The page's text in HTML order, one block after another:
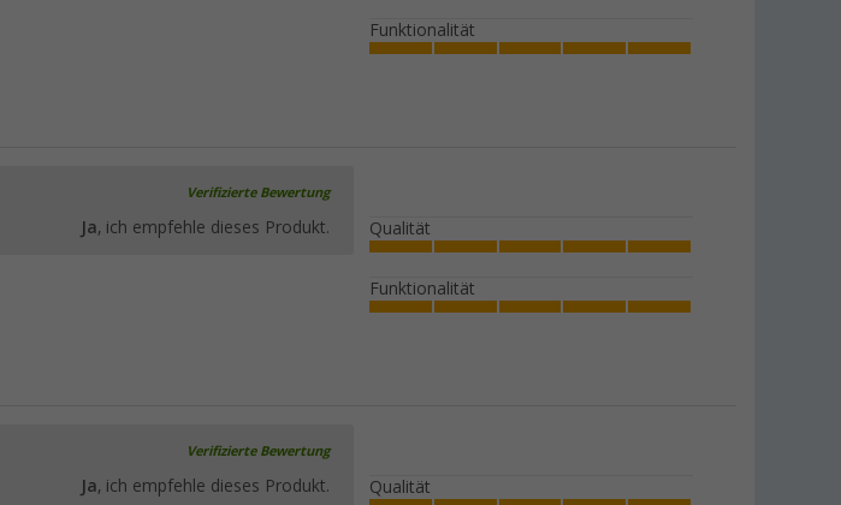
Funktionalität
Verifizierte Bewertung
Ja, ich empfehle dieses Produkt. Qualität
Funktionalität
Verifizierte Bewertung
Ja, ich empfehle dieses Produkt. Qualität